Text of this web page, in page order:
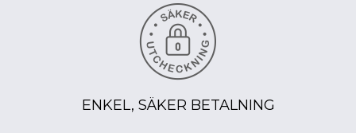
ENKEL, SÄKER BETALNING